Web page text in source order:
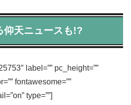
仰天ニュースも!?
label=”” pc_height=””
fontawesome=””
type=””]